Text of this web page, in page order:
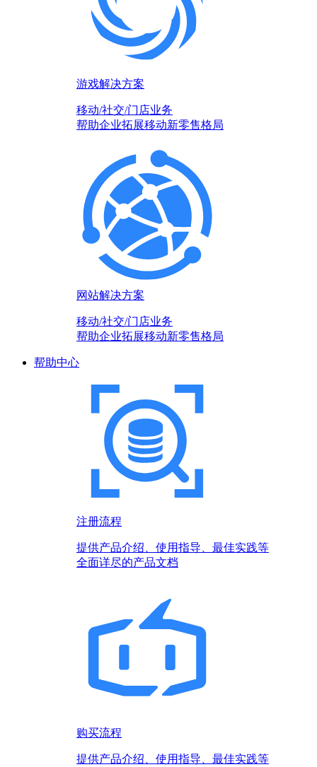
游戏解决方案
移动/社交/门店业务
帮助企业拓展移动新零售格局
网站解决方案
移动/社交/门店业务
帮助企业拓展移动新零售格局
帮助中心
注册流程
提供产品介绍、使用指导、最佳实践等
全面详尽的产品文档
购买流程
提供产品介绍、使用指导、最佳实践等